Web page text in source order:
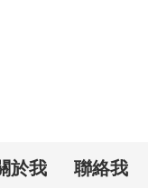
於我 聯絡我